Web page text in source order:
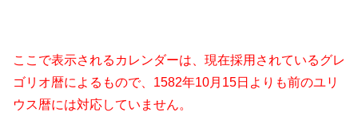
ここで表示されるカレンダーは、現在採用されているグレ
ゴリオ暦によるもので、1582年10月15日よりも前のユリ
ウス暦には対応していません。